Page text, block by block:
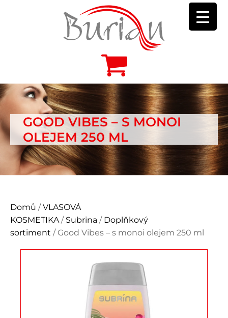
GOOD VIBES – S MONOI
OLEJEM 250 ML
Domů /VLASOVÁ
KOSMETIKA / Subrina / Doplňkový
sortiment / Good Vibes – s monoi olejem 250 ml